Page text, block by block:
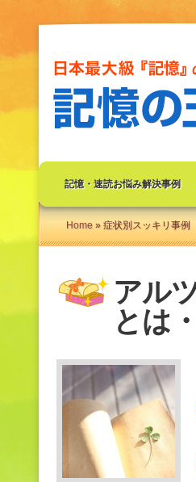
記憶・速読お悩み解決事例
Home » 症状別スッキリ事例
アル
とは